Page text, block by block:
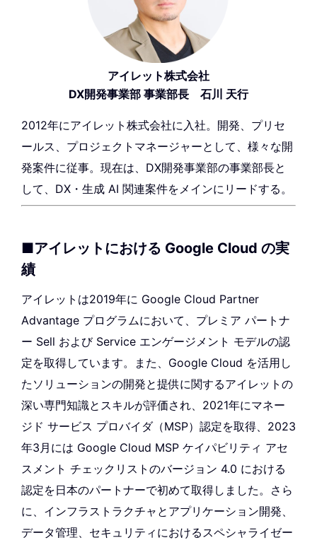
アイレット株式会社
DX開発事業部 事業部長 石川 天行
2012年にアイレット株式会社に入社。開発、プリセ
ールス、プロジェクトマネージャーとして、様々な開
発案件に従事。現在は、DX開発事業部の事業部長と
して、DX・生成 AI 関連案件をメインにリードする。
■アイレットにおける Google Cloud の実
績
アイレットは2019年に Google Cloud Partner
Advantage プログラムにおいて、プレミア パートナ
ー Sell および Service エンゲージメント モデルの認
定を取得しています。また、Google Cloud を活用し
たソリューションの開発と提供に関するアイレットの
深い専門知識とスキルが評価され、2021年にマネー
ジド サービス プロバイダ（MSP）認定を取得、2023
年3月には Google Cloud MSP ケイパビリティ アセ
スメント チェックリストのバージョン 4.0 における
認定を日本のパートナーで初めて取得しました。さら
に、インフラストラクチャとアプリケーション開発、
データ管理、セキュリティにおけるスペシャライゼー